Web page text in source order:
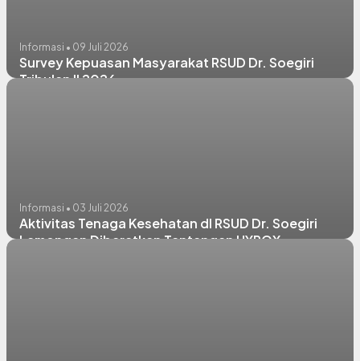
Informasi • 09 Juli 2026
Survey Kepuasan Masyarakat RSUD Dr. Soegiri
Tribulan II 2026
Informasi • 03 Juli 2026
Aktivitas Tenaga Kesehatan dI RSUD Dr. Soegiri
Lamongan Dibaratkan Tantangan HYROX